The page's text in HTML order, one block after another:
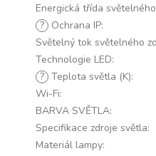
Energická třída
? Ochrana IP:
Světelný tok světelného
Technologie LED:
? Teplota světla (K):
Wi-Fi:
BARVA SVĚTLA:
Specifikace zdroje světla:
Materiál lampy: